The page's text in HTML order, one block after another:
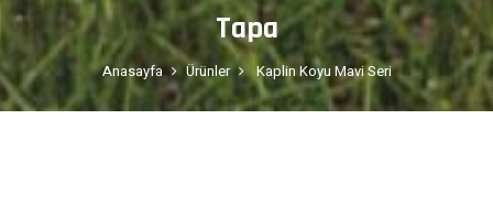
Tapa
Anasayfa Ürünler Kaplin Koyu Mavi Seri